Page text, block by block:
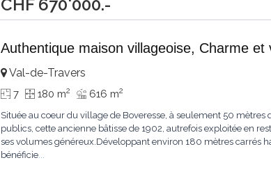
CHF 670'000.-
Authentique maison villageoise, Charme
Val-de-Travers
7 180 m2 616 m2
Située au coeur du village de Boveresse, à seulement 50
publics, cette ancienne bâtisse de 1902, autrefois exploitée en
ses volumes généreux.Développant environ 180 mètres carrés
bénéficie...